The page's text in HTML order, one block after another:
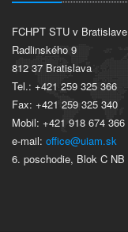
FCHPT STU v Bratislave
Radlinského 9
812 37 Bratislava
Tel.: +421 259 325 366
Fax: +421 259 325 340
Mobil: +421 918 674 366
e-mail: office@uiam.sk
6. poschodie, Blok C NB